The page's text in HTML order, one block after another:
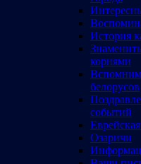
История
корнями
Вспомним
белорусов
событий
Озаричи